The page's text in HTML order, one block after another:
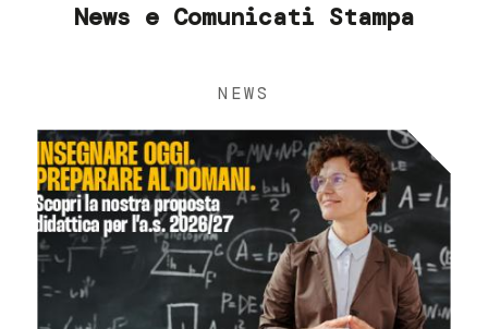
News e Comunicati Stampa
NEWS